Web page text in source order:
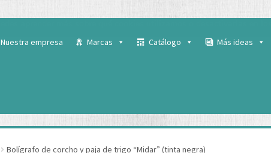
Nuestra empresa Marcas Catálogo Más ideas
Bolígrafo de corcho y paja de trigo “Midar” (tinta negra)